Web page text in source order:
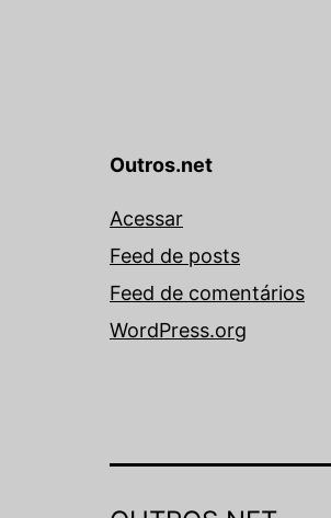
Outros.net
Acessar
Feed de posts
Feed de comentários
WordPress.org